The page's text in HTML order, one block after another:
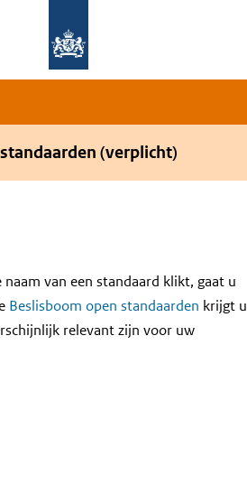
(verplicht)
naam van een standaard klikt, gaat u
Beslisboom open standaarden krijgt u
relevant zijn voor uw